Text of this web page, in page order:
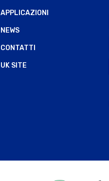
APPLICAZIONI
NEWS
CONTATTI
UK SITE